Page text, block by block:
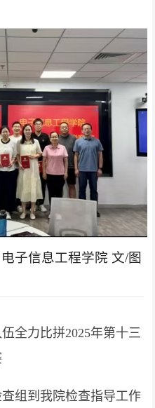
电子信息工程学院 文/图
全力比拼2025年第十三
组到我院检查指导工作